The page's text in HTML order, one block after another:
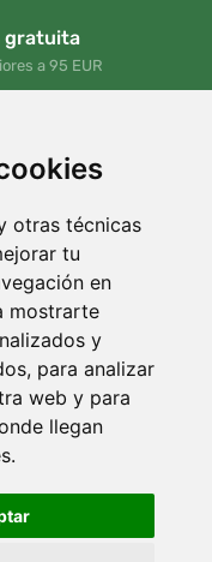
otras técnicas
tu
en
mostrarte
y
para analizar
web y para
llegan
gratuita
a 95 EUR
en cualquier momento
Leer más